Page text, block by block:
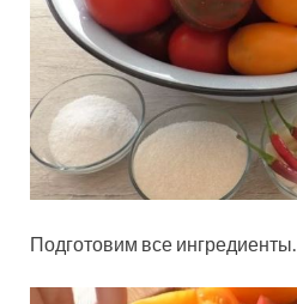
Подготовим все ингредиенты.